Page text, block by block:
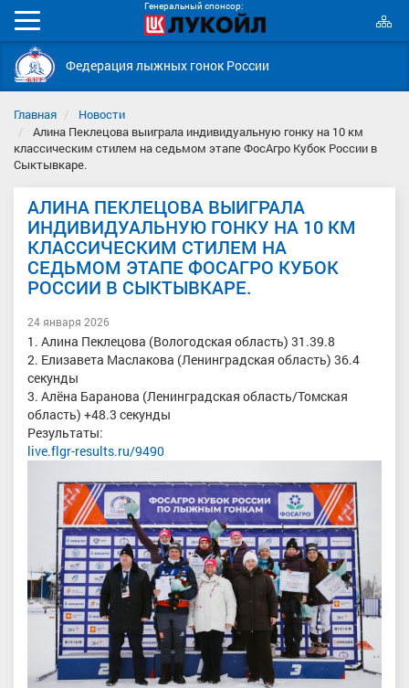
Генеральный спонсор:
Мобильное
меню
Федерация лыжных гонок России
Главная
Новости
Алина Пеклецова выиграла индивидуальную гонку на 10 км
классическим стилем на седьмом этапе ФосАгро Кубок России в
Сыктывкаре.
АЛИНА ПЕКЛЕЦОВА ВЫИГРАЛА
ИНДИВИДУАЛЬНУЮ ГОНКУ НА 10 КМ
КЛАССИЧЕСКИМ СТИЛЕМ НА
СЕДЬМОМ ЭТАПЕ ФОСАГРО КУБОК
РОССИИ В СЫКТЫВКАРЕ.
24 января 2026
1. Алина Пеклецова (Вологодская область) 31.39.8
2. Елизавета Маслакова (Ленинградская область) 36.4
секунды
3. Алёна Баранова (Ленинградская область/Томская
область) +48.3 секунды
Результаты:
live.flgr-results.ru/9490